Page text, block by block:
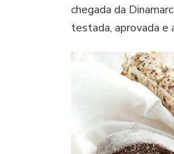
chegada da
testada, aprovada e